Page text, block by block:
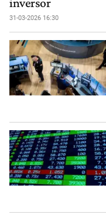
31-03-2026 16:30